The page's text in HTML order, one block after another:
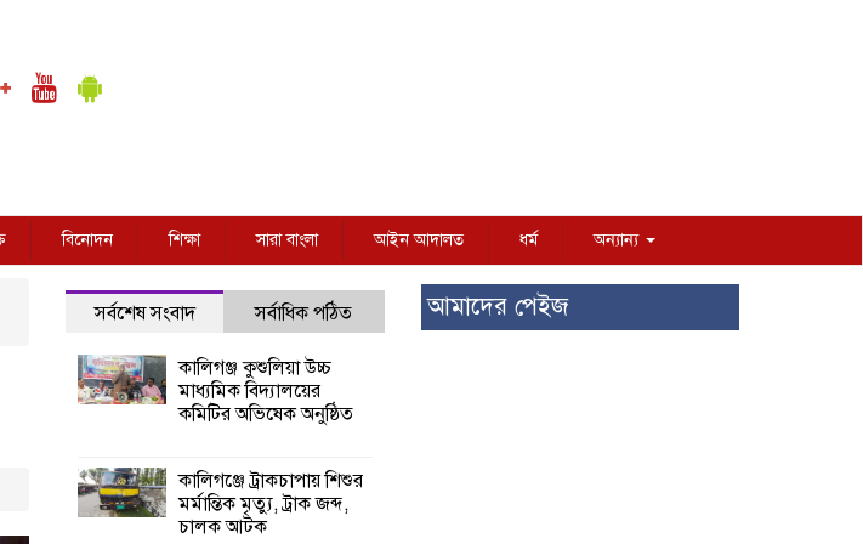
বিনোদন শিক্ষা সারা বাংলা আইন আদালত ধর্ম অন্যান্য
সর্বশেষ সংবাদ সর্বাধিক পঠিত
কালিগঞ্জ কুশুলিয়া উচ্চ
মাধ্যমিক বিদ্যালয়ের
কমিটির অভিষেক অনুষ্ঠিত
কালিগঞ্জে ট্রাকচাপায় শিশুর
মর্মান্তিক মৃত্যু, ট্রাক জব্দ,
চালক আটক
আমাদের পেইজ